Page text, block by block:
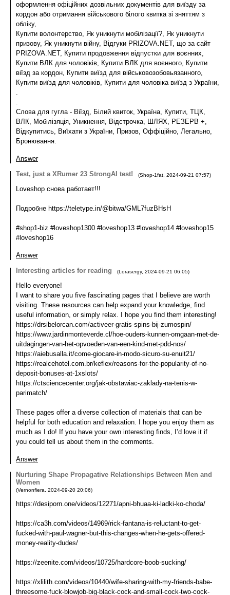
оформлення офіційних дозвільних документів для виїзду за
кордон або отримання військового білого квитка зі зняттям з
обліку,
Купити волонтерство, Як уникнути мобілізації?, Як уникнути
призову, Як уникнути війну, Відгуки PRIZOVA.NET, що за сайт
PRIZOVA.NET, Купити продовження відпустки для воєнних,
Купити ВЛК для чоловіків, Купити ВЛК для воєнного, Купити
віїзд за кордон, Купити виїзд для військовозобовьязанного,
Купити виїзд для чоловіків, Купити для чоловіка виїзд з України,
.
.
Слова для гугла - Віїзд, Білий квиток, Україна, Купити, ТЦК,
ВЛК, Мобілізяція, Уникнення, Відстрочка, ШЛЯХ, РЕЗЕРВ +,
Відкупитись, Виїхати з України, Призов, Оффіційно, Легально,
Бронювання.
Answer
Test, just a XRumer 23 StrongAI test!
(Shop-1fat 2024-09-21 07:57)
Loveshop снова работает!!!
Подробне https://teletype.in/@bitwa/GML7fuzBHsH
#shop1-biz #loveshop1300 #loveshop13 #loveshop14 #loveshop15
#loveshop16
Answer
Interesting articles for reading
(Lorasergy, 2024-09-21 06:05)
Hello everyone!
I want to share you five fascinating pages that I believe are worth
visiting. These resources can help expand your knowledge, find
useful information, or simply relax. I hope you find them interesting!
https://drsibelorcan.com/activeer-gratis-spins-bij-zumospin/
https://www.jardinmonteverde.cl/hoe-ouders-kunnen-omgaan-met-de-
uitdagingen-van-het-opvoeden-van-een-kind-met-pdd-nos/
https://aiebusalla.it/come-giocare-in-modo-sicuro-su-enuit21/
https://realcehotel.com.br/keflex/reasons-for-the-popularity-of-no-
deposit-bonuses-at-1xslots/
https://ctsciencecenter.org/jak-obstawiac-zaklady-na-tenis-w-
parimatch/
These pages offer a diverse collection of materials that can be
helpful for both education and relaxation. I hope you enjoy them as
much as I do! If you have your own interesting finds, I’d love it if
you could tell us about them in the comments.
Answer
Nurturing Shape Propagative Relationships Between Men and
Women
(Vernonfiera 2024-09-20 20:06)
https://desiporn.one/videos/12271/apni-bhuaa-ki-ladki-ko-choda/
https://ca3h.com/videos/14969/rick-fantana-is-reluctant-to-get-
fucked-with-paul-wagner-but-this-changes-when-he-gets-offered-
money-reality-dudes/
https://zeenite.com/videos/10725/hardcore-boob-sucking/
https://xlilith.com/videos/10440/wife-sharing-with-my-friends-babe-
threesome-fuck-blowjob-big-black-cock-and-small-cock-two-cock-